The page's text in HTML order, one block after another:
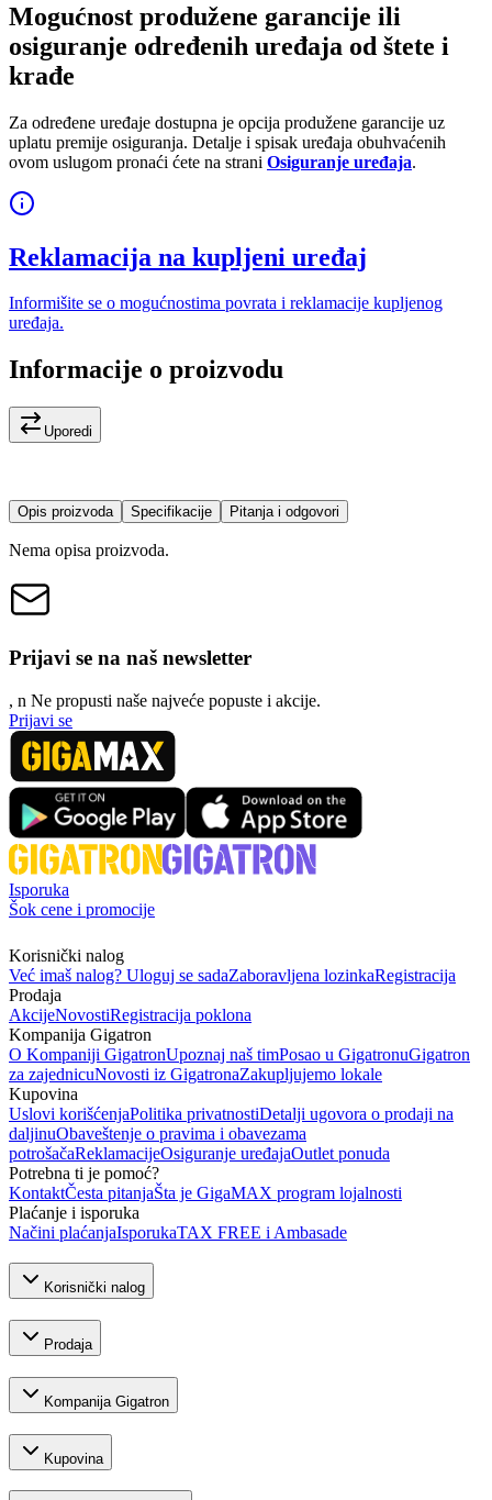
Mogućnost produžene garancije ili
osiguranje određenih uređaja od štete i
krađe
Za određene uređaje dostupna je opcija produžene garancije uz
uplatu premije osiguranja. Detalje i spisak uređaja obuhvaćenih
ovom uslugom pronaći ćete na strani Osiguranje uređaja.
Reklamacija na kupljeni uređaj
Informišite se o mogućnostima povrata i reklamacije kupljenog
uređaja.
Informacije o proizvodu
Uporedi
Opis proizvoda Specifikacije Pitanja i odgovori
Nema opisa proizvoda.
Prijavi se na naš newsletter
, n Ne propusti naše najveće popuste i akcije.
Prijavi se
Isporuka
Šok cene i promocije
Korisnički nalog
Već imaš nalog? Uloguj se sadaZaboravljena lozinkaRegistracija
Prodaja
AkcijeNovostiRegistracija poklona
Kompanija Gigatron
O Kompaniji GigatronUpoznaj naš timPosao u GigatronuGigatron
za zajednicuNovosti iz GigatronaZakupljujemo lokale
Kupovina
Uslovi korišćenjaPolitika privatnostiDetalji ugovora o prodaji na
daljinuObaveštenje o pravima i obavezama
potrošačaReklamacijeOsiguranje uređajaOutlet ponuda
Potrebna ti je pomoć?
KontaktČesta pitanjaŠta je GigaMAX program lojalnosti
Plaćanje i isporuka
Načini plaćanjaIsporukaTAX FREE i Ambasade
Korisnički nalog
Prodaja
Kompanija Gigatron
Kupovina